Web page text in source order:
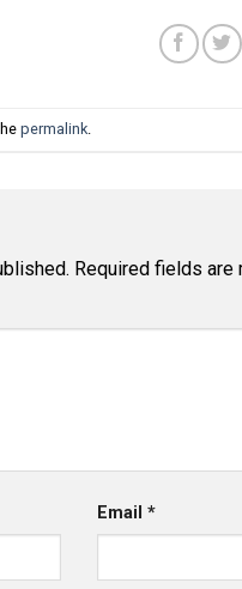
permalink
Required fields are
Email*